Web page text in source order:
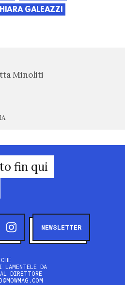
GALEAZZI
Minoliti
fin qui
NEWSLETTER
LAMENTELE DA
DIRETTORE